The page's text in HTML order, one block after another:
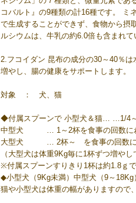
コバルト』の9種類の計16種です。 ミ
で生成することができず、食物から摂
ルシウムは、牛乳の約6.0倍も含まれて
2.フコイダン 昆布の成分の30～40％
増やし、腸の健康をサポートします。
対象 ： 犬、猫
◆付属スプーンで 小型犬＆猫… …1/4
中型犬 … 1～2杯を食事の回数に
大型犬 … 2杯～ を食事の回数に
（大型犬は体重9Kg毎に1杯ずつ増や
※付属スプーンすりきり1杯は約1.8ｇ
◆小型犬（9Kg未満）中型犬（9～
猫や小型犬は体重の幅がありますので